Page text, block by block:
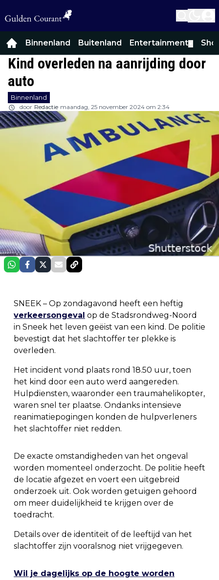
Binnenland Buitenland Entertainment
Kind overleden na aanrijding door
auto
Binnenland
door Redactie maandag, 25 november 2024 om 2:34
SNEEK – Op zondagavond heeft een heftig
verkeersongeval op de Stadsrondweg-Noord
in Sneek het leven geëist van een kind. De politie
bevestigt dat het slachtoffer ter plekke is
overleden.
Het incident vond plaats rond 18.50 uur, toen
het kind door een auto werd aangereden.
Hulpdiensten, waaronder een traumahelikopter,
waren snel ter plaatse. Ondanks intensieve
reanimatiepogingen konden de hulpverleners
het slachtoffer niet redden.
De exacte omstandigheden van het ongeval
worden momenteel onderzocht. De politie heeft
de locatie afgezet en voert een uitgebreid
onderzoek uit. Ook worden getuigen gehoord
om meer duidelijkheid te krijgen over de
toedracht.
Details over de identiteit of de leeftijd van het
slachtoffer zijn vooralsnog niet vrijgegeven.
Wil je dagelijks op de hoogte worden